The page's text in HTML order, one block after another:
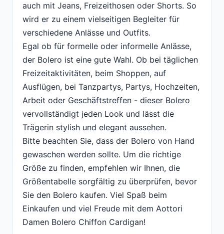
auch mit Jeans, Freizeithosen oder Shorts. So
wird er zu einem vielseitigen Begleiter für
verschiedene Anlässe und Outfits.
Egal ob für formelle oder informelle Anlässe,
der Bolero ist eine gute Wahl. Ob bei täglichen
Freizeitaktivitäten, beim Shoppen, auf
Ausflügen, bei Tanzpartys, Partys, Hochzeiten,
Arbeit oder Geschäftstreffen - dieser Bolero
vervollständigt jeden Look und lässt die
Trägerin stylish und elegant aussehen.
Bitte beachten Sie, dass der Bolero von Hand
gewaschen werden sollte. Um die richtige
Größe zu finden, empfehlen wir Ihnen, die
Größentabelle sorgfältig zu überprüfen, bevor
Sie den Bolero kaufen. Viel Spaß beim
Einkaufen und viel Freude mit dem Aottori
Damen Bolero Chiffon Cardigan!